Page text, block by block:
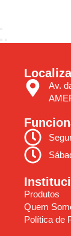
Av.
Produtos
Quem
Política de